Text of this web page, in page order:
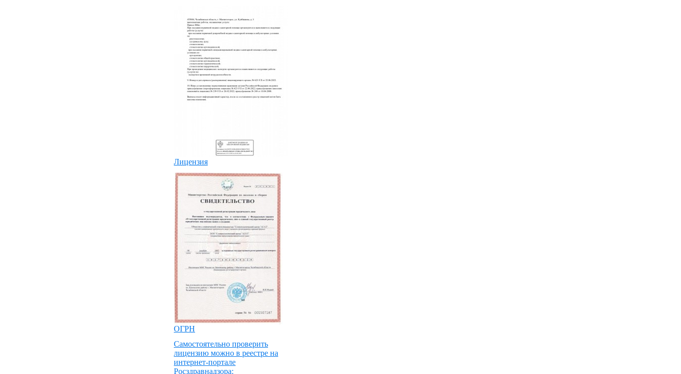
Лицензия
ОГРН
Самостоятельно проверить
лицензию можно в реестре на
интернет-портале
Росздравнадзора: